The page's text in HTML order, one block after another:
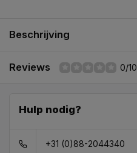
Beschrijving
Reviews 0/10
Hulp nodig?
+31 (0)88-2044340